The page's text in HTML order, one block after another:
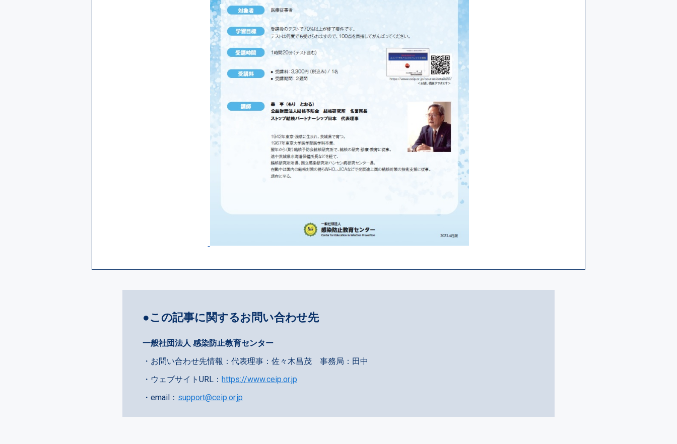
●この記事に関するお問い合わせ先
一般社団法人 感染防止教育センター
・お問い合わせ先情報：代表理事：佐々木昌茂 事務局：田中
・ウェブサイトURL： https://www.ceip.or.jp
・email： support@ceip.or.jp